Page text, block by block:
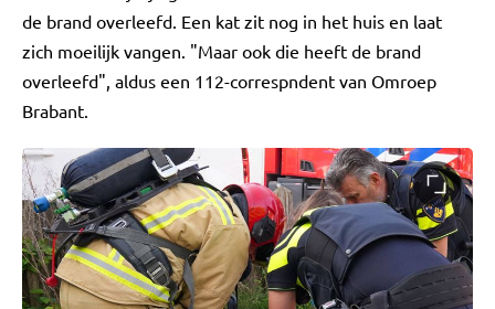
de brand overleefd. Een kat zit nog in het huis en laat
zich moeilijk vangen. "Maar ook die heeft de brand
overleefd", aldus een 112-correspndent van Omroep
Brabant.